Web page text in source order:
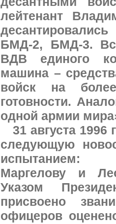
лейтенант
БМД-2, БМД-3.
ВДВ единого
машина –
войск на
готовности.
одной армии
31 августа 1996
следующую
испытанием:
Маргелову и
Указом
присвоено
офицеров